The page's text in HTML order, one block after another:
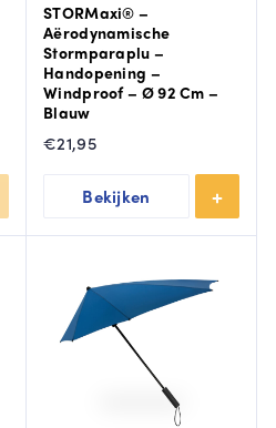
STORMaxi® –
Aërodynamische
Stormparaplu –
Handopening –
Windproof – Ø 92 Cm –
Blauw
€21,95
Bekijken